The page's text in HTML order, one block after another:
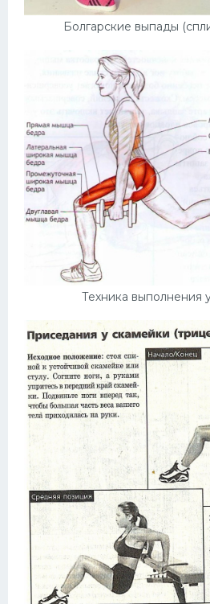
Болгарские выпады
Техника выполнения